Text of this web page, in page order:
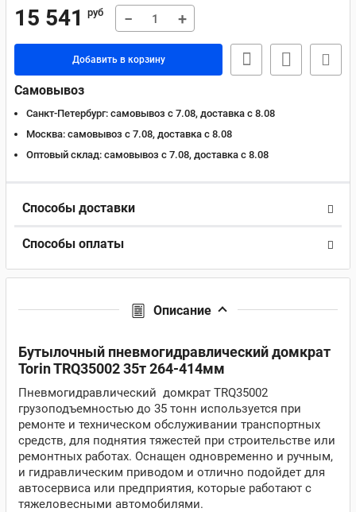
15 541 руб − +
Добавить в корзину
Самовывоз
Санкт-Петербург: самовывоз с 7.08, доставка c 8.08
Москва: самовывоз с 7.08, доставка c 8.08
Оптовый склад: самовывоз с 7.08, доставка c 8.08
Способы доставки
Способы оплаты
Описание
Бутылочный пневмогидравлический домкрат
Torin TRQ35002 35т 264-414мм
Пневмогидравлический домкрат TRQ35002
грузоподъемностью до 35 тонн используется при
ремонте и техническом обслуживании транспортных
средств, для поднятия тяжестей при строительстве или
ремонтных работах. Оснащен одновременно и ручным,
и гидравлическим приводом и отлично подойдет для
автосервиса или предприятия, которые работают с
тяжеловесными автомобилями.